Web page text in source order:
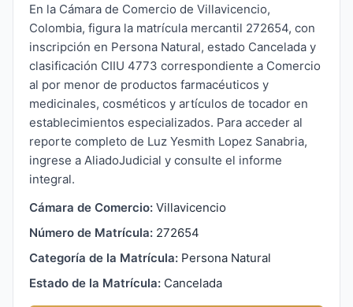
En la Cámara de Comercio de Villavicencio,
Colombia, figura la matrícula mercantil 272654, con
inscripción en Persona Natural, estado Cancelada y
clasificación CIIU 4773 correspondiente a Comercio
al por menor de productos farmacéuticos y
medicinales, cosméticos y artículos de tocador en
establecimientos especializados. Para acceder al
reporte completo de Luz Yesmith Lopez Sanabria,
ingrese a AliadoJudicial y consulte el informe
integral.
Cámara de Comercio: Villavicencio
Número de Matrícula: 272654
Categoría de la Matrícula: Persona Natural
Estado de la Matrícula: Cancelada